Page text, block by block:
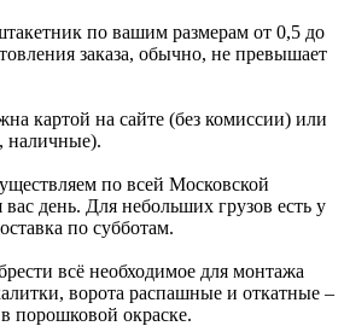
по вашим размерам от 0,5 до
заказа, обычно, не превышает
картой на сайте (без комиссии) или
наличные).
по всей Московской
день. Для небольших грузов есть у
по субботам.
всё необходимое для монтажа
ворота распашные и откатные –
порошковой окраске.